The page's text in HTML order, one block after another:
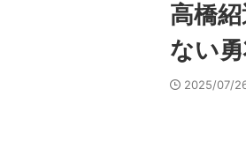
高橋
ない
2025/07/